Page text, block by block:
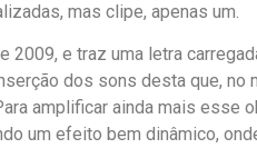
mas clipe, apenas um.
2009, e traz uma letra
dos sons desta que,
amplificar ainda mais esse
um efeito bem dinâmico,